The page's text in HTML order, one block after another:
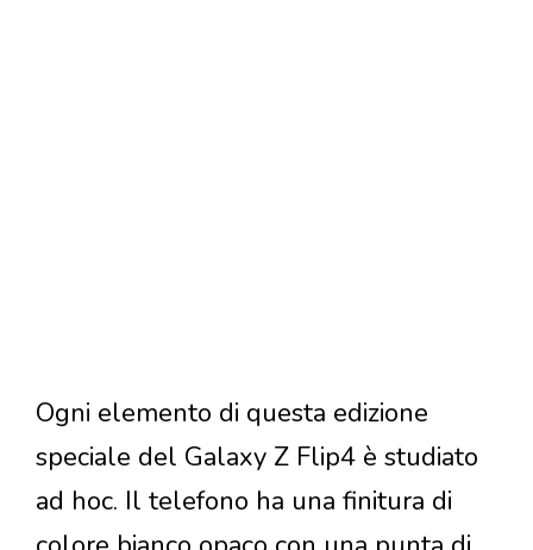
Ogni elemento di questa edizione
speciale del Galaxy Z Flip4 è studiato
ad hoc. Il telefono ha una finitura di